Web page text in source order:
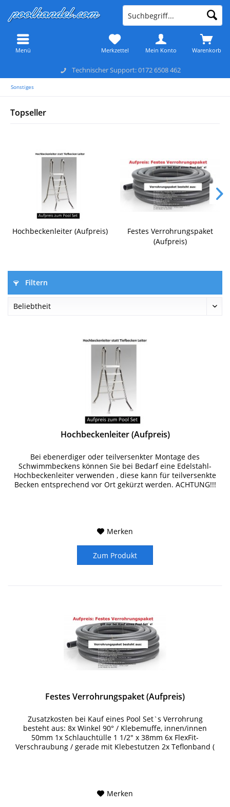
Technischer Support: 0172 6508 462
Menü Warenkorb
Merkzettel Mein Konto
Sonstiges
Topseller
Hochbeckenleiter (Aufpreis)
Festes Verrohrungspaket
(Aufpreis)
Filtern
Hochbeckenleiter (Aufpreis)
Bei ebenerdiger oder teilversenkter Montage des
Schwimmbeckens können Sie bei Bedarf eine Edelstahl-
Hochbeckenleiter verwenden , diese kann für teilversenkte
Becken entsprechend vor Ort gekürzt werden. ACHTUNG!!!
Merken
Zum Produkt
Festes Verrohrungspaket (Aufpreis)
Zusatzkosten bei Kauf eines Pool Set`s Verrohrung
besteht aus: 8x Winkel 90° / Klebemuffe, innen/innen
50mm 1x Schlauchtülle 1 1/2" x 38mm 6x FlexFit-
Verschraubung / gerade mit Klebestutzen 2x Teflonband (
Merken